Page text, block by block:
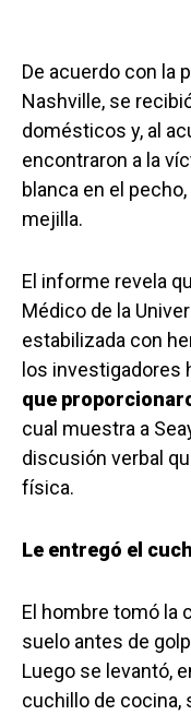
De acuerdo con la
Nashville, se
domésticos y, al
encontraron a la
blanca en el
mejilla.
El informe revela
Médico de la
estabilizada con
los investigadores
que
cual muestra a
discusión verbal
física.
Le entregó el
El hombre tomó la
suelo antes de
Luego se levantó,
cuchillo de cocina,